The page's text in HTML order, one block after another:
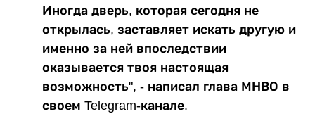
Иногда дверь, которая сегодня не
открылась, заставляет искать другую и
именно за ней впоследствии
оказывается твоя настоящая
возможность", - написал глава МНВО в
своем Telegram-канале.